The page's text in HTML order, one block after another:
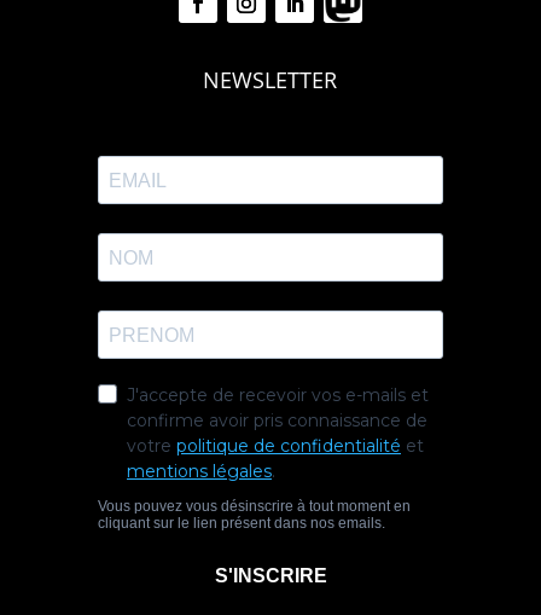
NEWSLETTER